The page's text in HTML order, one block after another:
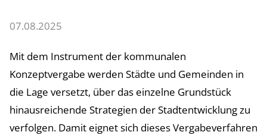
07.08.2025
Mit dem Instrument der kommunalen
Konzeptvergabe werden Städte und Gemeinden in
die Lage versetzt, über das einzelne Grundstück
hinausreichende Strategien der Stadtentwicklung zu
verfolgen. Damit eignet sich dieses Vergabeverfahren